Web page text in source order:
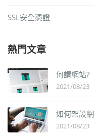
SSL安全憑證
熱門文章
何謂網站?
2021/08/23
如何架設
2021/08/23